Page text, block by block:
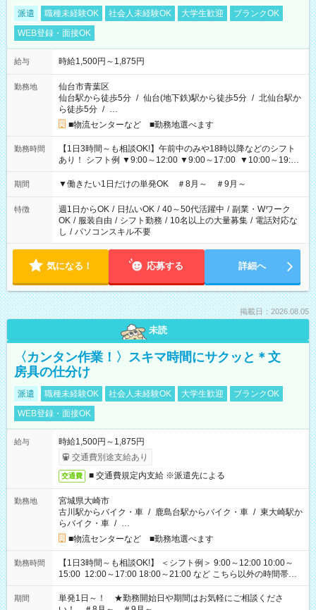
派遣 職種未経験OK 社会人未経験OK 大学生歓迎
ブランクOK
WEB登録・面接OK
給与 時給1,500円～1,875円
勤務地
仙台市青葉区
仙台駅から徒歩5分 / 仙台(地下鉄)駅から徒歩5分 / 北仙台駅か
ら徒歩5分 / …
■物流センターなど ■勤務地選べます
勤務時間
【1日3時間～も相談OK!】午前中のみや18時以降などのシフト
あり！ シフト例 ▼9:00～12:00 ▼9:00～17:00 ▼10:00～19:00
▼18:00～21:00
期間 ▼働きたい1日だけの単発OK ＃8月～ ＃9月～
特徴 週1日からOK / 日払いOK / 40～50代活躍中 / 副業・Wワーク
OK / 服装自由 / シフト勤務 / 10名以上の大量募集 / 電話対応な
し / パソコンスキル不要
気になる！ 応募する 詳細へ
掲載日：2026.08.05
未読
〈カンタン作業！〉スキマ時間にサクッと＊文
房具の仕分け
派遣 職種未経験OK 社会人未経験OK 大学生歓迎
ブランクOK
WEB登録・面接OK
給与
時給1,500円～1,875円
交通費別途支給あり
交通費 ■ 交通費規定内支給 ※派遣先による
勤務地
宮城県大崎市
古川駅からバイク・車 / 鹿島台駅からバイク・車 / 東大崎駅か
らバイク・車 / …
■物流センターなど ■勤務地選べます
勤務時間
【1日3時間～も相談OK!】 ＜シフト例＞ 9:00～12:00 10:00～
15:00 12:00～17:00 18:00～21:00 など こちら以外の時間帯も
お気軽にご相談ください！
期間
単発1日～！ ★勤務開始日や期間はお気軽にご相談くださ